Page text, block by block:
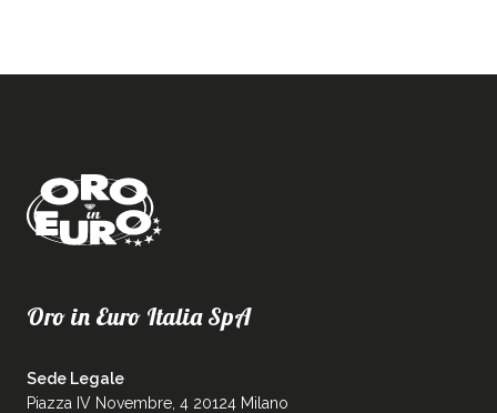
Oro in Euro Italia SpA
Sede Legale
Piazza IV Novembre, 4 20124 Milano